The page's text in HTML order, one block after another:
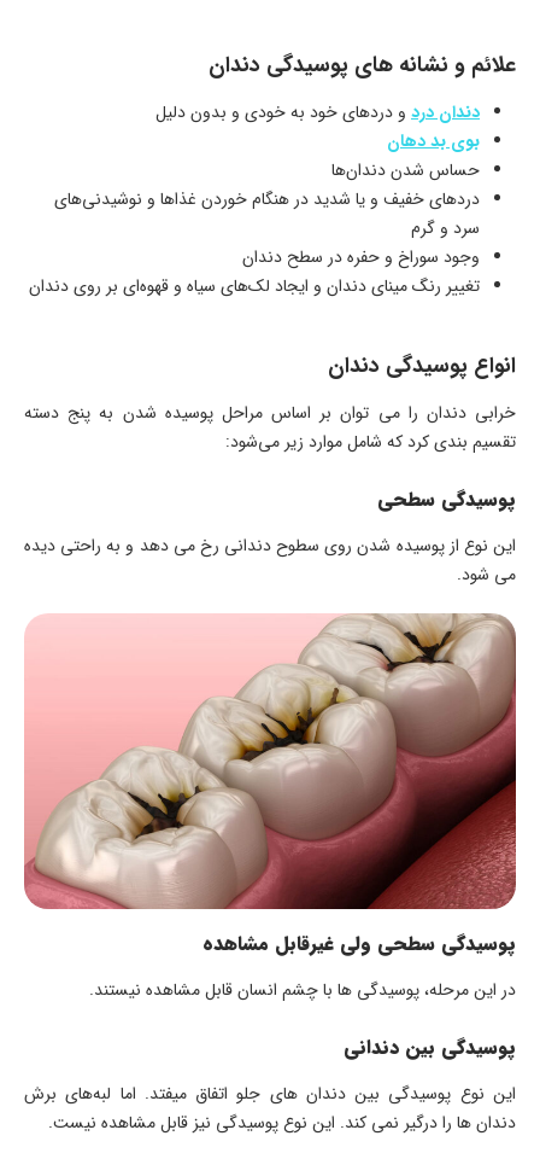
علائم و نشانه‌ های پوسیدگی دندان
دندان درد و درد‌های خود به خودی و بدون دلیل
بوی بد دهان
حساس شدن دندان‌ها
دردهای خفیف و یا شدید در هنگام خوردن غذاها و نوشیدنی‌های
سرد و گرم
وجود سوراخ و حفره در سطح دندان
تغییر رنگ مینای دندان و ایجاد لک‌های سیاه و قهوه‌ای بر روی دندان
انواع پوسیدگی دندان
خرابی دندان را می‌ توان بر اساس مراحل پوسیده شدن به پنج دسته
تقسیم بندی کرد که شامل موارد زیر می‌شود:
پوسیدگی سطحی
این نوع از پوسیده شدن روی سطوح دندانی رخ می‌ دهد و به راحتی دیده
می شود.
پوسیدگی سطحی ولی غیرقابل مشاهده
در این مرحله، پوسیدگی ها با چشم انسان قابل‌ مشاهده نیستند.
پوسیدگی بین دندانی
این نوع پوسیدگی بین دندان‌ های جلو اتفاق میفتد. اما لبه‌های برش
دندان‌ ها را درگیر نمی‌ کند. این نوع پوسیدگی نیز قابل‌ مشاهده نیست.